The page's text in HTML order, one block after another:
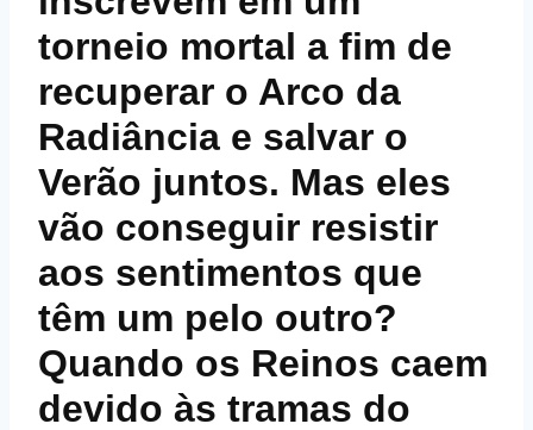
torneio mortal a fim de
recuperar o Arco da
Radiância e salvar o
Verão juntos. Mas eles
vão conseguir resistir
aos sentimentos que
têm um pelo outro?
Quando os Reinos caem
devido às tramas do